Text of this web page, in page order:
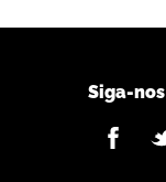
Siga-nos